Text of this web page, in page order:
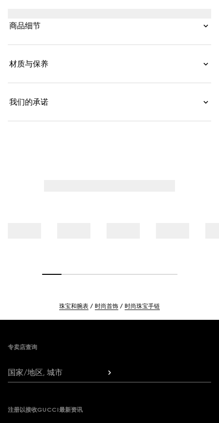
商品细节
材质与保养
我们的承诺
珠宝和腕表 时尚首饰 时尚珠宝手链
专卖店查询
国家/地区, 城市
注册以接收GUCCI最新资讯